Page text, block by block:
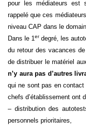
pour les médiateurs est
rappelé que ces
niveau CAP dans le
Dans le 1erdegré, les
du retour des vacances
de distribuer le matériel
n’y aura pas d’autres
qui ne sont pas en
chefs d’établissement ont
–distribution des
personnels prioritaires,